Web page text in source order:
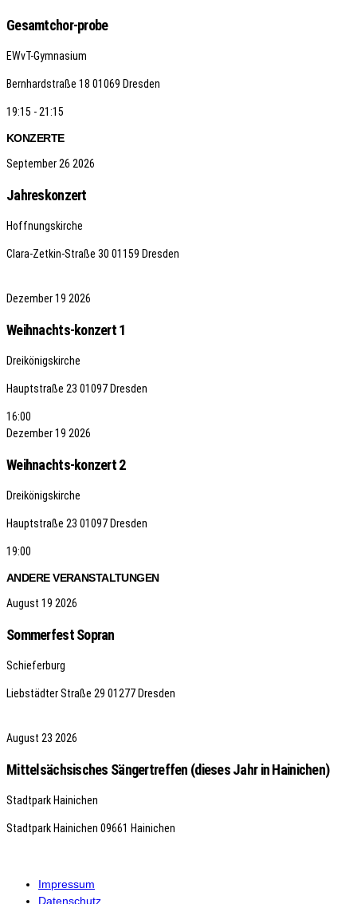
Gesamtchor-probe
EWvT-Gymnasium
Bernhardstraße 18 01069 Dresden
19:15 - 21:15
KONZERTE
September26 2026
Jahreskonzert
Hoffnungskirche
Clara-Zetkin-Straße 30 01159 Dresden
Dezember19 2026
Weihnachts-konzert 1
Dreikönigskirche
Hauptstraße 23 01097 Dresden
16:00
Dezember19 2026
Weihnachts-konzert 2
Dreikönigskirche
Hauptstraße 23 01097 Dresden
19:00
ANDERE VERANSTALTUNGEN
August 19 2026
Sommerfest Sopran
Schieferburg
Liebstädter Straße 29 01277 Dresden
August 23 2026
Mittelsächsisches Sängertreffen (dieses Jahr in Hainichen)
Stadtpark Hainichen
Stadtpark Hainichen 09661 Hainichen
Impressum
Datenschutz